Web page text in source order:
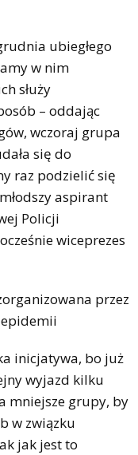
ubiegłego
w nim
służy
– oddając
wczoraj grupa
się do
raz podzielić się
aspirant
Policji
wiceprezes
przez
inicjatywa, bo już
wyjazd kilku
mniejsze grupy, by
w związku
jak jest to